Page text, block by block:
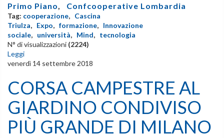
Primo Piano
Confcooperative Lombardia
Tag: cooperazione, Cascina
Triulza, Expo, formazione, Innovazione
sociale, università, Mind, tecnologia
N° di visualizzazioni (2224)
Leggi
venerdì 14 settembre 2018
CORSA CAMPESTRE AL
GIARDINO CONDIVISO
PIÙ GRANDE DI MILANO